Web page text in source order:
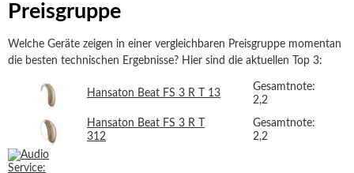
Preisgruppe
Welche Geräte zeigen in einer vergleichbaren Preisgruppe momentan
die besten technischen Ergebnisse? Hier sind die aktuellen Top 3:
Hansaton Beat FS 3 R T 13
Gesamtnote:
2,2
Hansaton Beat FS 3 R T
312
Gesamtnote:
2,2